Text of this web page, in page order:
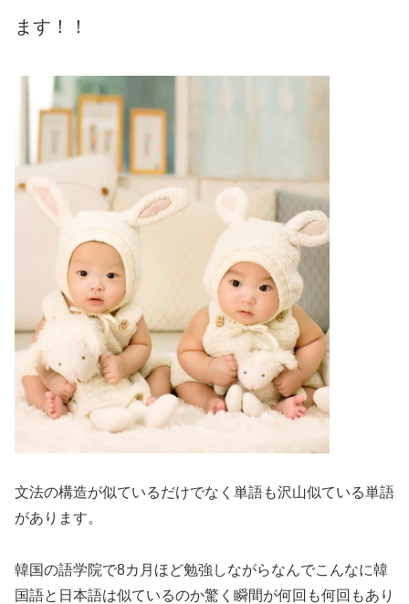
ます！！
文法の構造が似ているだけでなく単語も沢山似ている単語
があります。
韓国の語学院で8カ月ほど勉強しながらなんでこんなに韓
国語と日本語は似ているのか驚く瞬間が何回も何回もあり